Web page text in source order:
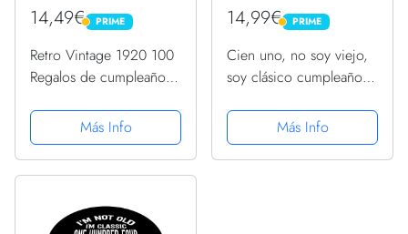
14,49€ PRIME
PRIME
Retro Vintage 1920 100
Regalos de cumpleaños
PopSockets Agarre y
Soporte para Teléfonos y
Tabletas
Más Info
14,99€ PRIME
PRIME
Cien uno, no soy viejo,
soy clásico cumpleaños
PopGrip Intercambiable
Más Info